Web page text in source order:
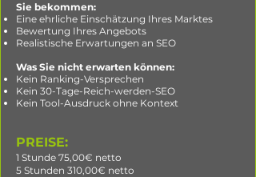
Sie bekommen:
Eine ehrliche Einschätzung Ihres Marktes
Bewertung Ihres Angebots
Realistische Erwartungen an SEO
Was Sie nicht erwarten können:
Kein Ranking-Versprechen
Kein 30-Tage-Reich-werden-SEO
Kein Tool-Ausdruck ohne Kontext
PREISE:
1 Stunde 75,00€ netto
5 Stunden 310,00€ netto